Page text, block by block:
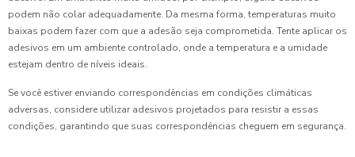
podem não colar adequadamente. Da mesma forma, temperaturas muito
baixas podem fazer com que a adesão seja comprometida. Tente aplicar os
adesivos em um ambiente controlado, onde a temperatura e a umidade
estejam dentro de níveis ideais.
Se você estiver enviando correspondências em condições climáticas
adversas, considere utilizar adesivos projetados para resistir a essas
condições, garantindo que suas correspondências cheguem em segurança.